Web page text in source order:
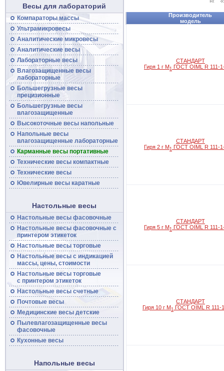
Весы для лабораторий
Компараторы массы
Ультрамикровесы
Аналитические микровесы
Аналитические весы
Лабораторные весы
Влагозащищенные весы
лабораторные
Большегрузные весы
прецизионные
Большегрузные весы
влагозащищенные
Высокоточные весынапольные
Напольные весы
влагозащищенные лабораторные
Карманные весы портативные
Технические весыкомпактные
Технические весы
Ювелирные весы каратные
Настольные весы
Настольные весы фасовочные
Настольные весыфасовочные с
принтером этикеток
Настольные весы торговые
Настольныевесыс индикацией
массы, цены, стоимости
Настольные весыторговые
с принтером этикеток
Настольные весысчетные
Почтовые весы
Медицинские весы детские
Пылевлагозащищенные весы
фасовочные
Кухонные весы
Напольные весы
Производитель
модель
СТАНДАРТ
Гиря 1 г M1 ГОСТ OIML R 111-
СТАНДАРТ
Гиря 2 г M1 ГОСТ OIML R 111-
СТАНДАРТ
Гиря 5 г M1 ГОСТ OIML R 111-
СТАНДАРТ
Гиря 10 г M1 ГОСТ OIML R 111-